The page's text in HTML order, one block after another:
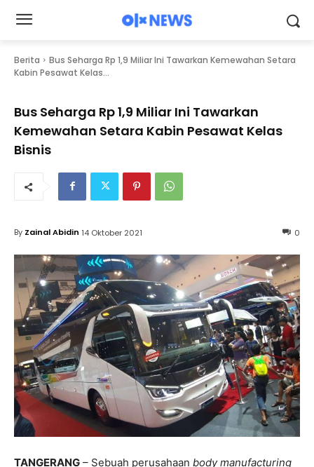
Berita
Bus Seharga Rp 1,9 Miliar Ini Tawarkan Kemewahan Setara
Kabin Pesawat Kelas...
Bus Seharga Rp 1,9 Miliar Ini Tawarkan
Kemewahan Setara Kabin Pesawat Kelas
Bisnis
0
By Zainal Abidin 14 Oktober 2021
TANGERANG – Sebuah perusahaan body manufacturing